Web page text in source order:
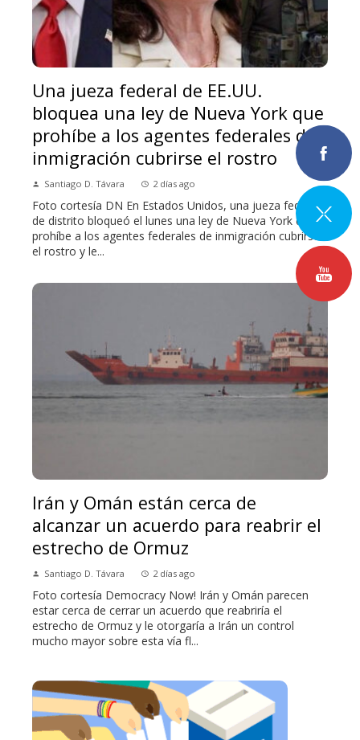
Una jueza federal de EE.UU.
bloquea una ley de Nueva York que
prohíbe a los agentes federales de
inmigración cubrirse el rostro
Santiago D. Távara 2 días ago
Foto cortesía DN En Estados Unidos, una jueza federal
de distrito bloqueó el lunes una ley de Nueva York que
prohíbe a los agentes federales de inmigración cubrirse
el rostro y le...
Irán y Omán están cerca de
alcanzar un acuerdo para reabrir el
estrecho de Ormuz
Santiago D. Távara 2 días ago
Foto cortesía Democracy Now! Irán y Omán parecen
estar cerca de cerrar un acuerdo que reabriría el
estrecho de Ormuz y le otorgaría a Irán un control
mucho mayor sobre esta vía fl...